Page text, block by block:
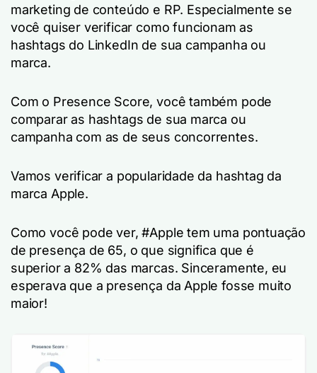
marketing de conteúdo e RP. Especialmente se
você quiser verificar como funcionam as
hashtags do LinkedIn de sua campanha ou
marca.
Com o Presence Score, você também pode
comparar as hashtags de sua marca ou
campanha com as de seus concorrentes.
Vamos verificar a popularidade da hashtag da
marca Apple.
Como você pode ver, #Apple tem uma pontuação
de presença de 65, o que significa que é
superior a 82% das marcas. Sinceramente, eu
esperava que a presença da Apple fosse muito
maior!